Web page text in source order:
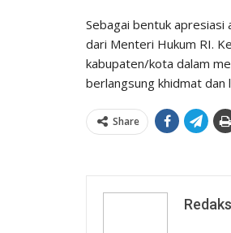
Sebagai bentuk apresiasi
dari Menteri Hukum RI.
kabupaten/kota dalam
berlangsung khidmat dan
Share